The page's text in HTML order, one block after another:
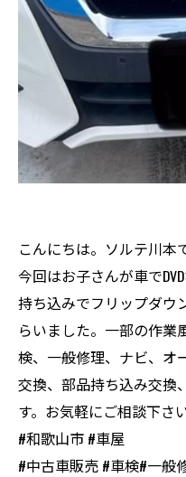
こんにちは。ソルテ川本
今回はお子さんが車で
持ち込みでフリップダウ
らいました。一部の作業
検、一般修理、ナビ、オ
交換、部品持ち込み交換
す。お気軽にご相談下さい
#和歌山市 #車屋
#中古車販売 #車検#一般